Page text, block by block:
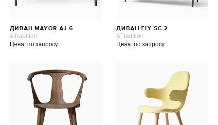
ДИВАН MAYOR AJ 6
&Tradition
Цена: по запросу
ДИВАН FLY SC 2
&Tradition
Цена: по запросу